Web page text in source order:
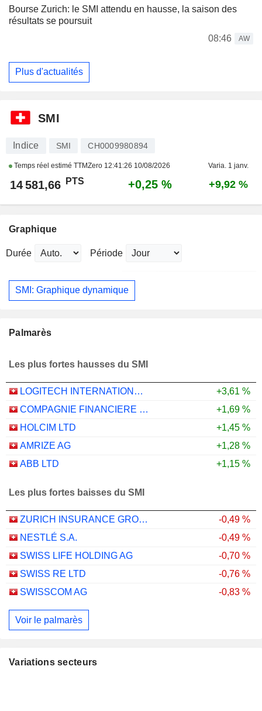
Bourse Zurich: le SMI attendu en hausse, la saison des
résultats se poursuit
08:46
AW
Plus d'actualités
SMI
Indice SMI CH0009980894
Temps réel estimé TTMZero 12:41:26 10/08/2026 Varia. 1 janv.
14 581,66 PTS +0,25 % +9,92 %
Graphique
Durée Période
SMI: Graphique dynamique
Palmarès
Les plus fortes hausses du SMI
LOGITECH INTERNATIONAL S.A.
+3,61 %
COMPAGNIE FINANCIERE RICHEMONT
+1,69 %
HOLCIM LTD
+1,45 %
AMRIZE AG
+1,28 %
ABB LTD
+1,15 %
Les plus fortes baisses du SMI
ZURICH INSURANCE GROUP LTD
-0,49 %
NESTLÉ S.A.
-0,49 %
SWISS LIFE HOLDING AG
-0,70 %
SWISS RE LTD
-0,76 %
SWISSCOM AG
-0,83 %
Voir le palmarès
Variations secteurs